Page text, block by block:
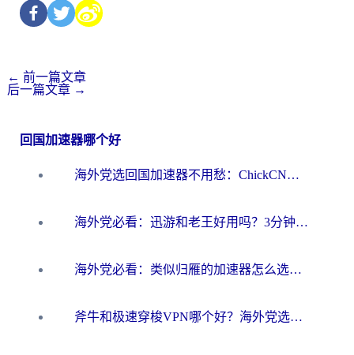
← 前一篇文章
后一篇文章 →
回国加速器哪个好
海外党选回国加速器不用愁：ChickCN和洞见哪个好？一篇搞定所有疑问
海外党必看：迅游和老王好用吗？3分钟选对加速国内网络的加速器
海外党必看：类似归雁的加速器怎么选？一篇搞定无缝访问国内资源
斧牛和极速穿梭VPN哪个好？海外党选回国加速器必看的真实对比与避坑指南